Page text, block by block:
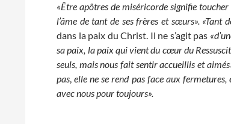
«Être apôtres de miséricordesignifie toucher
l’âme de tant de ses frères et sœurs». «Tant
dans la paix du Christ. Il ne s’agit pas
sa paix, la paix qui vient du cœur du
seuls, mais nous fait sentir accueillis et
pas,elle ne se rend pas face aux
avec nous pour toujours».